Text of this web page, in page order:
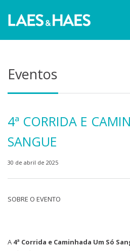
Eventos
4ª CORRIDA E
SANGUE
30 de abril de 2025
SOBRE O EVENTO
A 4ª Corrida e Caminhada Um Só